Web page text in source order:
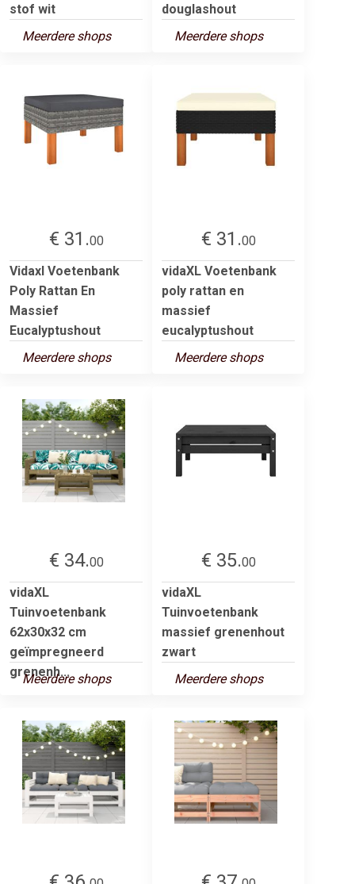
stof wit
Meerdere shops
douglashout
Meerdere shops
€ 31.00
Vidaxl Voetenbank
Poly Rattan En
Massief
Eucalyptushout
Meerdere shops
€ 31.00
vidaXL Voetenbank
poly rattan en
massief
eucalyptushout
Meerdere shops
€ 34.00
vidaXL
Tuinvoetenbank
62x30x32 cm
geïmpregneerd
grenenh...
Meerdere shops
€ 35.00
vidaXL
Tuinvoetenbank
massief grenenhout
zwart
Meerdere shops